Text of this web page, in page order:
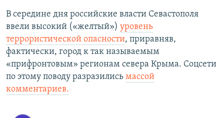
В середине дня российские власти Севастополя
ввели высокий («желтый») уровень
террористической опасности, приравняв,
фактически, город к так называемым
«прифронтовым» регионам севера Крыма. Соцсети
по этому поводу разразились массой
комментариев.